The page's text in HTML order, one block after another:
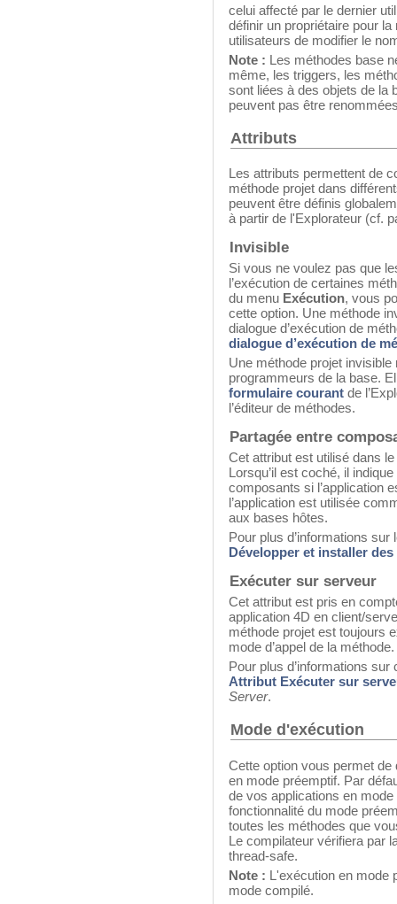
celui affecté par le dernier
définir un propriétaire pour
utilisateurs de modifier le
Note : Les méthodes base
même, les triggers, les
sont liées à des objets de la
peuvent pas être
Attributs
Les attributs permettent de
méthode projet dans
peuvent être définis
à partir de l'Explorateur (cf.
Invisible
Si vous ne voulez pas que
l’exécution de certaines
du menu Exécution, vous
cette option. Une méthode
dialogue d’exécution de
dialogue d’exécution de
Une méthode projet
programmeurs de la base.
formulaire courant de
l’éditeur de méthodes.
Partagée entre
Cet attribut est utilisé dans
Lorsqu’il est coché, il
composants si l’application
l’application est utilisée
aux bases hôtes.
Pour plus d’informations
Développer et installer
Exécuter sur serveur
Cet attribut est pris en
application 4D en client/
méthode projet est toujours
mode d’appel de la méthode.
Pour plus d’informations
Attribut Exécuter sur
Server.
Mode d'exécution
Cette option vous permet
en mode préemptif. Par
de vos applications en
fonctionnalité du mode
toutes les méthodes que
Le compilateur vérifiera par
thread-safe.
Note : L'exécution en mode
mode compilé.